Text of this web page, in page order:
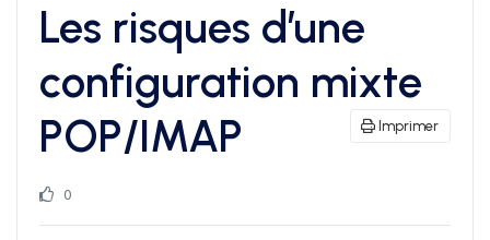
Les risques d’une
configuration mixte
POP/IMAP
Imprimer
0